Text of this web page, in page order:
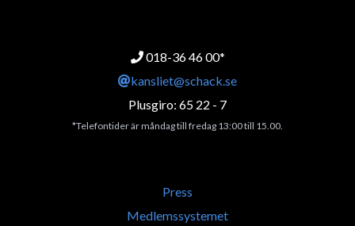
018-36 46 00*
kansliet@schack.se
Plusgiro: 65 22 - 7
*Telefontider är måndag till fredag 13:00 till 15.00.
Press
Medlemssystemet